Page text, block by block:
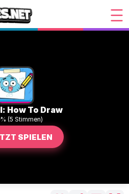
How To Draw
(5 Stimmen)
SPIELEN